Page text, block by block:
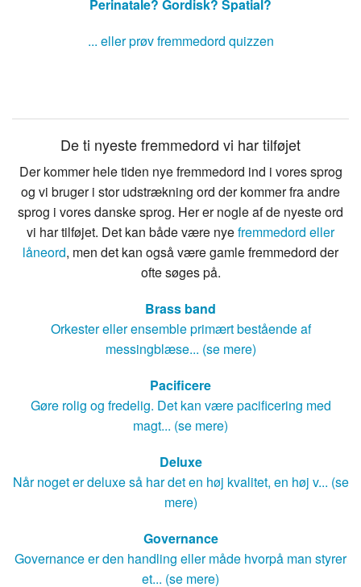
Perinatale? Gordisk? Spatial?
... eller prøv fremmedord quizzen
De ti nyeste fremmedord vi har tilføjet
Der kommer hele tiden nye fremmedord ind i vores sprog
og vi bruger i stor udstrækning ord der kommer fra andre
sprog i vores danske sprog. Her er nogle af de nyeste ord
vi har tilføjet. Det kan både være nyefremmedord eller
låneord, men det kan også være gamle fremmedord der
ofte søges på.
Brass band
Orkester eller ensemble primært bestående af
messingblæse... (se mere)
Pacificere
Gøre rolig og fredelig. Det kan være pacificering med
magt... (se mere)
Deluxe
Når noget er deluxe så har det en høj kvalitet, en høj v... (se
mere)
Governance
Governance er den handling eller måde hvorpå man styrer
et... (se mere)